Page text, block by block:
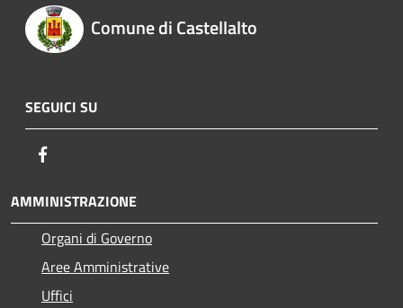
Comune di Castellalto
SEGUICI SU
AMMINISTRAZIONE
Organi di Governo
Aree Amministrative
Uffici